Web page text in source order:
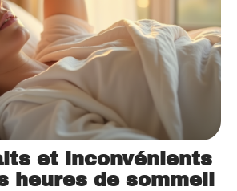
et inconvénients
heures de sommeil